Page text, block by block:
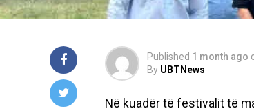
Published 1 month ago
By UBTNews
Në kuadër të festivalit të